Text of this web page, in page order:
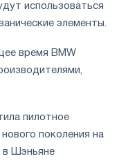
использоваться
элементы.
время BMW
пилотное
поколения на
в Шэньяне